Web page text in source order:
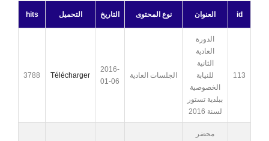
id العنوان نوع المحتوى التاريخ التحميل hits
113
الدورة
العادية
الثانية
للنيابة
الخصوصية
ببلدية تستور
لسنة 2016
الجلسات العادية
2016-
01-06
Télécharger
3788
محضر